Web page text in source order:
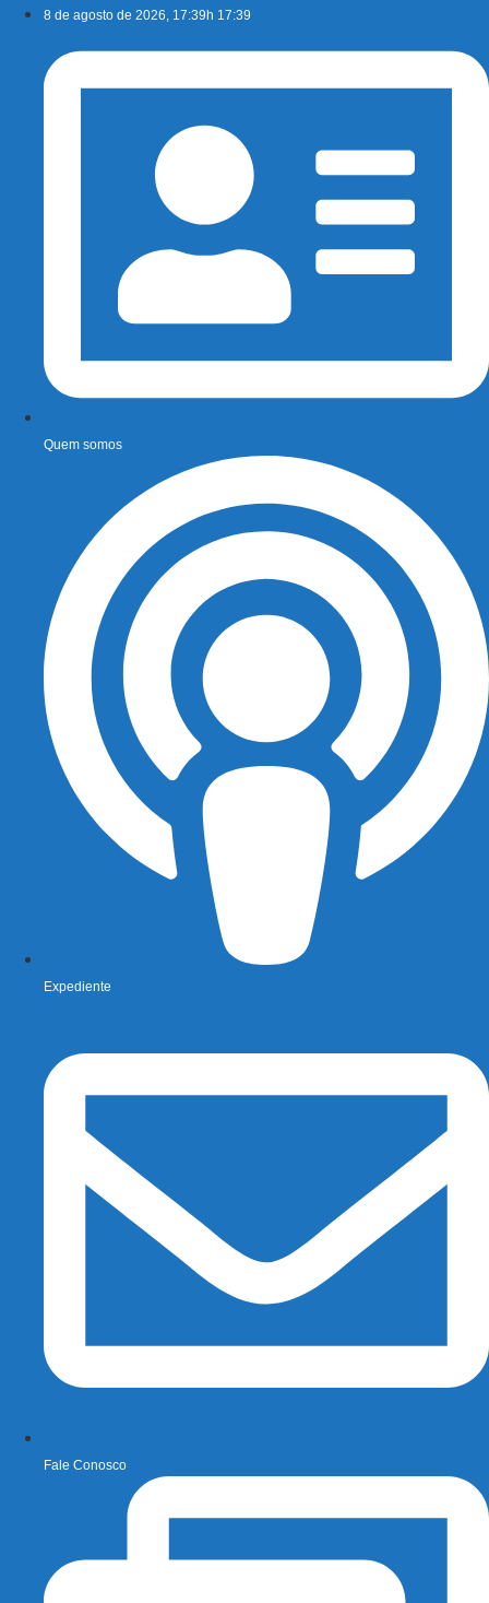
conteúdo
8 de agosto de 2026, 17:39h 17:39
Quem somos
Expediente
Fale Conosco